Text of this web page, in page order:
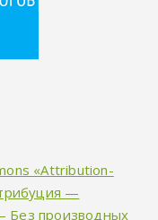
«Attribution-
—
Без производных